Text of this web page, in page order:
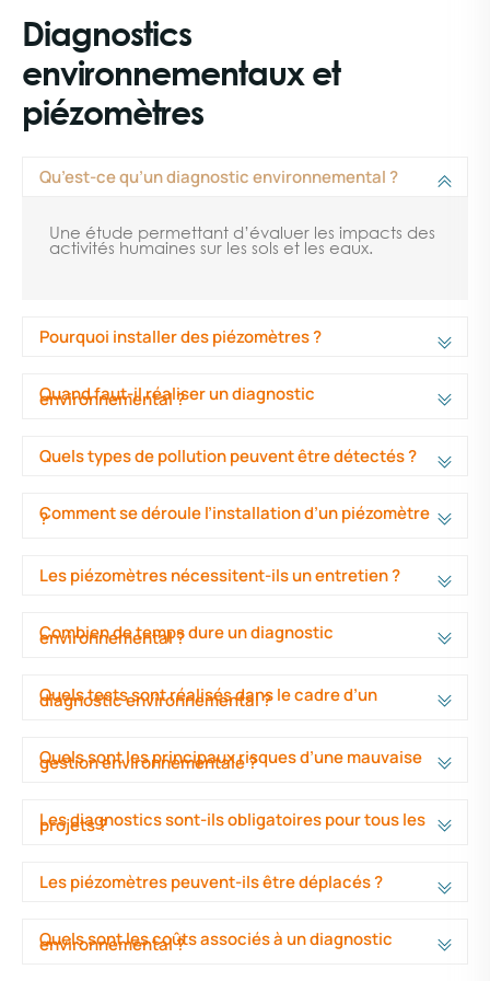
Diagnostics
environnementaux et
piézomètres
Qu’est-ce qu’un diagnostic environnemental ?
Une étude permettant d’évaluer les impacts des
activités humaines sur les sols et les eaux.
Pourquoi installer des piézomètres ?
Quand faut-il réaliser un diagnostic
environnemental ?
Quels types de pollution peuvent être détectés ?
Comment se déroule l’installation d’un piézomètre
?
Les piézomètres nécessitent-ils un entretien ?
Combien de temps dure un diagnostic
environnemental ?
Quels tests sont réalisés dans le cadre d’un
diagnostic environnemental ?
Quels sont les principaux risques d’une mauvaise
gestion environnementale ?
Les diagnostics sont-ils obligatoires pour tous les
projets ?
Les piézomètres peuvent-ils être déplacés ?
Quels sont les coûts associés à un diagnostic
environnemental ?